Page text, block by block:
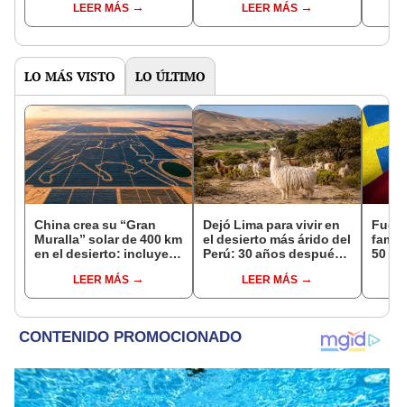
reintroducción de un
asno salvaje está
en un paisaje con más
LEER MÁS
encontrarlo: el hallazgo
podría cambiar todo lo
pasado
LEER MÁS
LO MÁS VISTO LO ÚLTIMO
China crea su “Gran
Muralla” solar de 400 km
en el desierto: incluye
de caballo visible desde
el espacio
LEER MÁS
Dejó Lima para vivir en
el desierto más árido del
Perú: 30 años después,
creó un sorprendente
ecosistema
LEER MÁS
Fue
50
esa